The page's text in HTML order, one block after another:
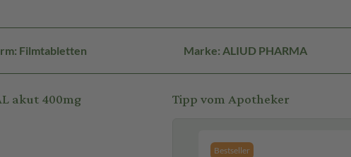
Filmtabletten Marke: ALIUD PHARMA
akut 400mg Tipp vom Apotheker
Bestseller